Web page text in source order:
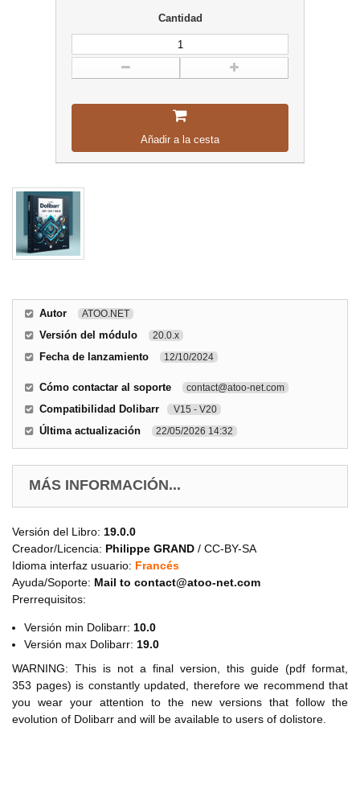
Cantidad
Añadir a la cesta
Autor ATOO.NET
Versión del módulo 20.0.x
Fecha de lanzamiento 12/10/2024
Cómo contactar al soporte contact@atoo-net.com
Compatibilidad Dolibarr V15 - V20
Última actualización 22/05/2026 14:32
MÁS INFORMACIÓN...
Versión del Libro: 19.0.0
Creador/Licencia: Philippe GRAND / CC-BY-SA
Idioma interfaz usuario: Francés
Ayuda/Soporte: Mail to contact@atoo-net.com
Prerrequisitos:
Versión min Dolibarr: 10.0
Versión max Dolibarr: 19.0
WARNING: This is not a final version, this guide (pdf format,
353 pages) is constantly updated, therefore we recommend that
you wear your attention to the new versions that follow the
evolution of Dolibarr and will be available to users of dolistore.